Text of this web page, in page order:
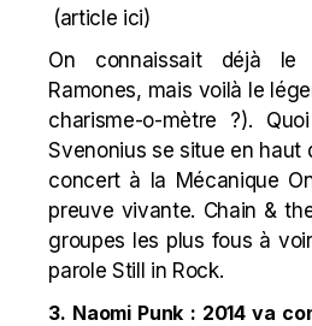
(article ici)
On connaissait déjà le
Ramones, mais voilà le
charisme-o-mètre ?).
Svenonius se situe en haut
concert à la Mécanique
preuve vivante. Chain &
groupes les plus fous à
parole Still in Rock.
3. Naomi Punk : 2014 va